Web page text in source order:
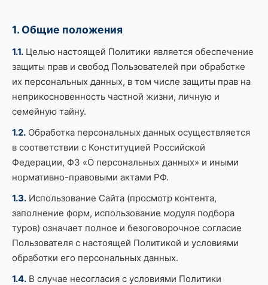
1. Общие положения
1.1. Целью настоящей Политики является обеспечение
защиты прав и свобод Пользователей при обработке
их персональных данных, в том числе защиты прав на
неприкосновенность частной жизни, личную и
семейную тайну.
1.2. Обработка персональных данных осуществляется
в соответствии с Конституцией Российской
Федерации, ФЗ «О персональных данных» и иными
нормативно-правовыми актами РФ.
1.3. Использование Сайта (просмотр контента,
заполнение форм, использование модуля подбора
туров) означает полное и безоговорочное согласие
Пользователя с настоящей Политикой и условиями
обработки его персональных данных.
1.4. В случае несогласия с условиями Политики